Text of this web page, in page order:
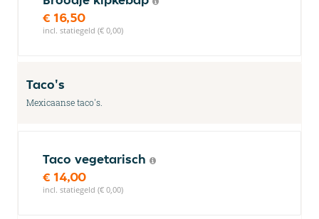
€ 16,50
incl. statiegeld (€ 0,00)
Taco's
Mexicaanse taco's.
Taco vegetarisch
€ 14,00
incl. statiegeld (€ 0,00)